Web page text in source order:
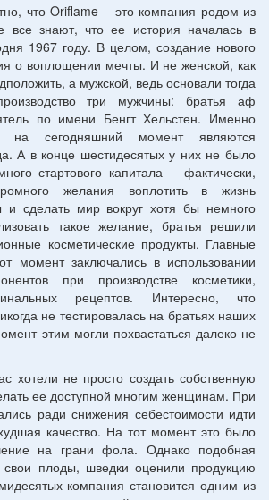
что Oriflame – это компания родом из
все знают, что ее история началась в
1967 году. В целом, создание нового
о воплощении мечты. И не женской, как
а мужской, ведь основали тогда
три мужчины: братья аф
по имени Бенгт Хельстен. Именно
сегодняшний момент являются
А в конце шестидесятых у них не было
стартового капитала – фактически,
желания воплотить в жизнь
и сделать мир вокруг хотя бы немного
такое желание, братья решили
косметические продукты. Главные
момент заключались в использовании
при производстве косметики,
рецептов. Интересно, что
не тестировалась на братьях наших
этим могли похвастаться далеко не
хотели не просто создать собственную
ее доступной многим женщинам. При
ради снижения себестоимости идти
качество. На тот момент это было
на грани фола. Однако подобная
свои плоды, шведки оценили продукцию
компания становится одним из